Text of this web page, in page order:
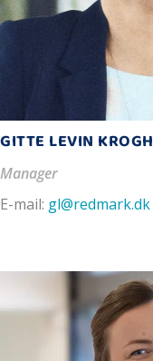
GITTE LEVIN KROGH
Manager
E-mail: gl@redmark.dk